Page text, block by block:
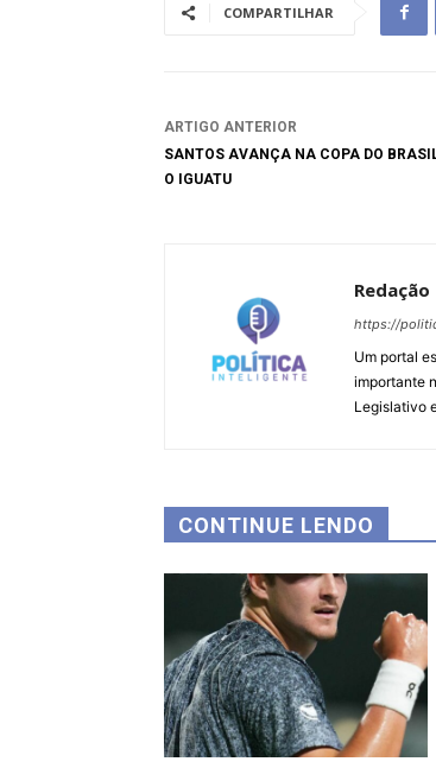
COMPARTILHAR
ARTIGO ANTERIOR
SANTOS AVANÇA NA COPA DO
O IGUATU
Redação
https://
Um portal
importante
Legislativo
CONTINUE LENDO